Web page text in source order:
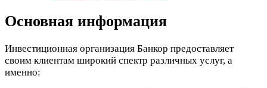
Основная информация
Инвестиционная организация Банкор предоставляет
своим клиентам широкий спектр различных услуг, а
именно: